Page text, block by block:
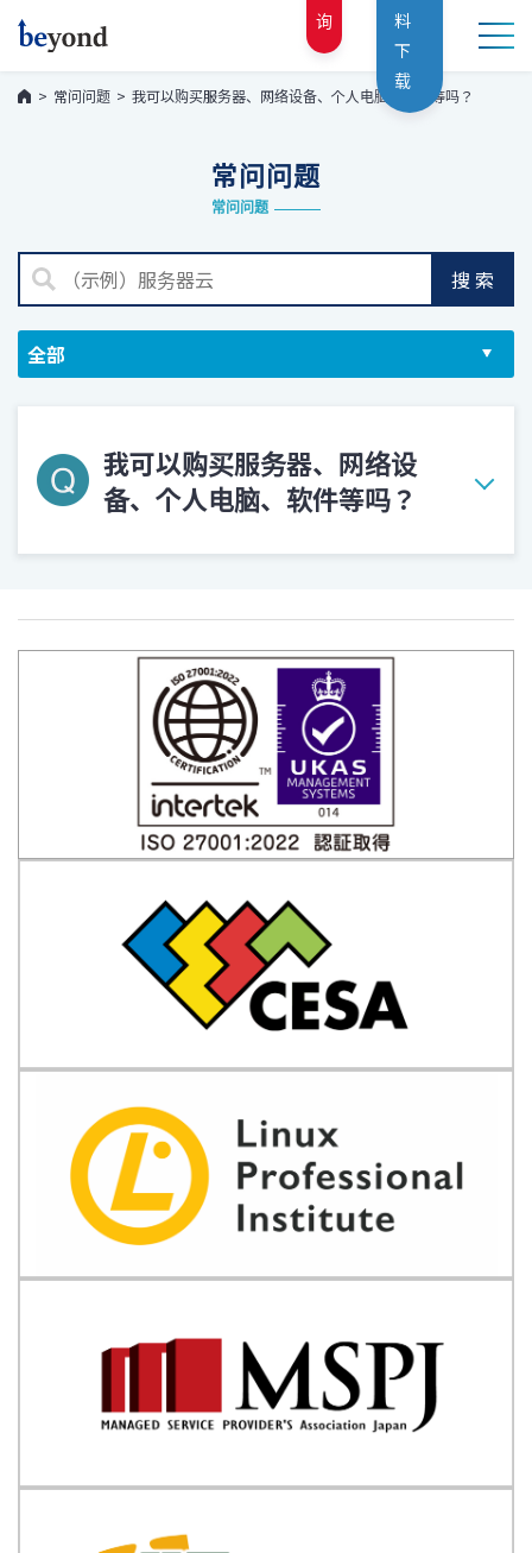
询
料
下
载
常问问题 我可以购买服务器、网络设备、个人电脑、软件等吗？
常问问题
常问问题
搜索
我可以购买服务器、网络设
备、个人电脑、软件等吗？